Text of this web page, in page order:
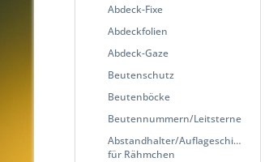
Abdeck-Fixe
Abdeckfolien
Abdeck-Gaze
Beutenschutz
Beutenböcke
Beutennummern/Leitsterne
Abstandhalter/Auflageschienen
für Rähmchen